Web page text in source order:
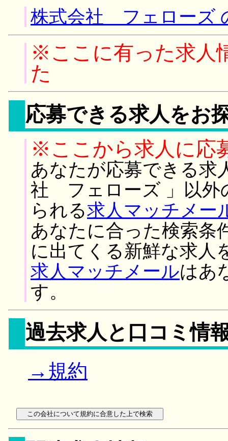
株式会社 フェローズ
※ここに有った求人
た
応募できる求人をお
※ここから求人に応
あなたが応募できる求
社 フェローズ 」以外
られる求人マッチメー
あなたに合った検索条
に出てくる新鮮な求人
求人マッチメールはあ
す。
過去求人と口コミ情
→規約